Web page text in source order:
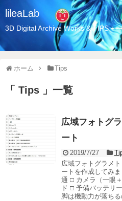
lileaLab
3D Digital Archive Works & TIPS
ホーム Tips
「 Tips 」一覧
広域フォトグ
ート
2019/7/27
広域フォトグラメ
ートを作成してみ
通 □ カメラ（一眼
ド □ 予備バッテリ
脚は機動力が落ち